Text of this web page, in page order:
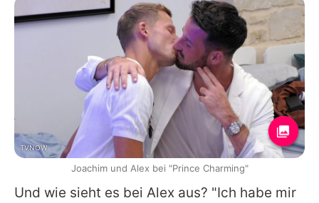
Und wie sieht es bei Alex aus? "Ich habe mir
TVNOW
Joachim und Alex bei "Prince Charming"